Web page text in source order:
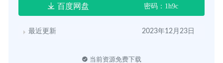
百度网盘 密码：1h9c
最近更新 2023年12月23日
当前资源免费下载